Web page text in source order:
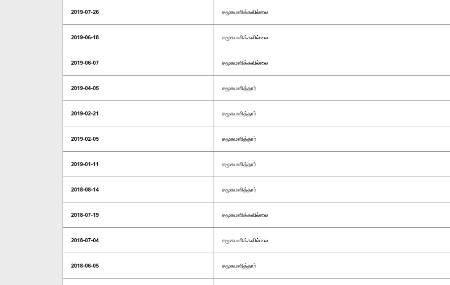
2019-07-26 சமூகமளிக்கவில்லை
2019-06-18 சமூகமளிக்கவில்லை
2019-06-07 சமூகமளிக்கவில்லை
2019-04-05 சமூகமளித்தார்
2019-02-21 சமூகமளித்தார்
2019-02-05 சமூகமளித்தார்
2019-01-11 சமூகமளித்தார்
2018-08-14 சமூகமளித்தார்
2018-07-19 சமூகமளிக்கவில்லை
2018-07-04 சமூகமளிக்கவில்லை
2018-06-05 சமூகமளித்தார்